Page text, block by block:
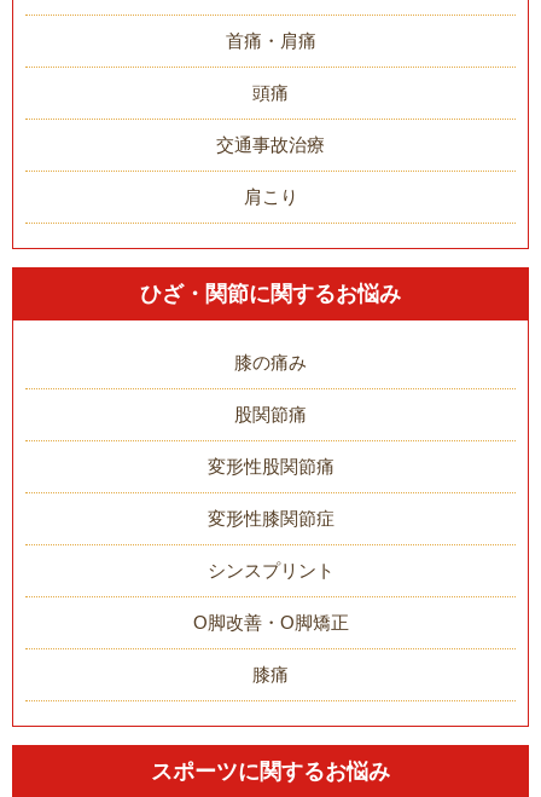
首痛・肩痛
頭痛
交通事故治療
肩こり
ひざ・関節に関するお悩み
膝の痛み
股関節痛
変形性股関節痛
変形性膝関節症
シンスプリント
O脚改善・O脚矯正
膝痛
スポーツに関するお悩み